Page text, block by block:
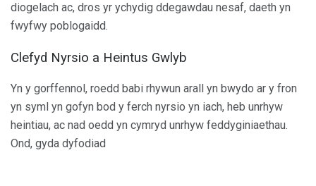
diogelach ac, dros yr ychydig ddegawdau nesaf, daeth yn
fwyfwy poblogaidd.
Clefyd Nyrsio a Heintus Gwlyb
Yn y gorffennol, roedd babi rhywun arall yn bwydo ar y fron
yn syml yn gofyn bod y ferch nyrsio yn iach, heb unrhyw
heintiau, ac nad oedd yn cymryd unrhyw feddyginiaethau.
Ond, gyda dyfodiad